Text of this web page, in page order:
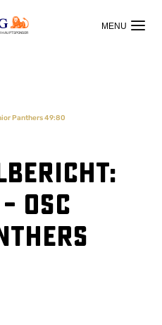
HAUPTSPONSOR
Panthers 49:80
OSC